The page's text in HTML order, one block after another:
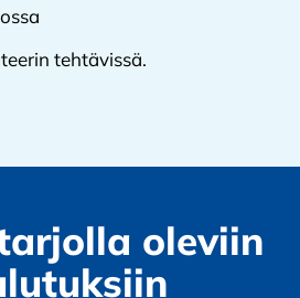
tehtävissä.
oleviin